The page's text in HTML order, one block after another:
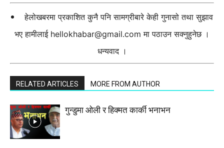
हेलोखबरमा प्रकाशित कुनै पनि सामग्रीबारे केही गुनासो तथा सुझाव
भए हामीलाई hellokhabar@gmail.com मा पठाउन सक्नुहुनेछ ।
धन्यवाद ।
RELATED ARTICLES MORE FROM AUTHOR
गुन्डुमा ओली र हिक्मत कार्की भनाभन